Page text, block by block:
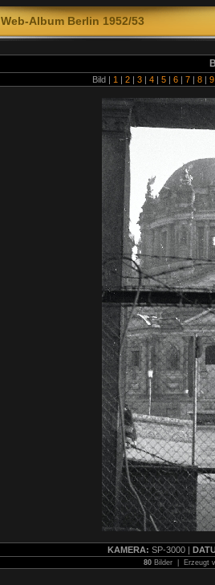
Web-Album Berlin 1952/53
Bild | 1 | 2 | 3 | 4 | 5 | 6 | 7 | 8 |
KAMERA: SP-3000 |
80 Bilder | Erzeugt